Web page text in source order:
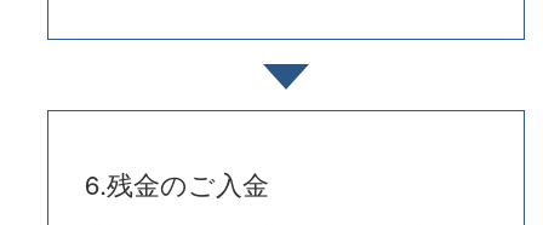
6.残金のご入金